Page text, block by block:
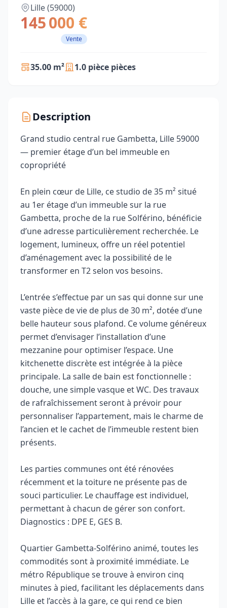
Lille (59000)
145 000 €
Vente
35.00 m² 1.0 pièce pièces
Description
Grand studio central rue Gambetta, Lille 59000
— premier étage d’un bel immeuble en
copropriété
En plein cœur de Lille, ce studio de 35 m² situé
au 1er étage d’un immeuble sur la rue
Gambetta, proche de la rue Solférino, bénéficie
d’une adresse particulièrement recherchée. Le
logement, lumineux, offre un réel potentiel
d’aménagement avec la possibilité de le
transformer en T2 selon vos besoins.
L’entrée s’effectue par un sas qui donne sur une
vaste pièce de vie de plus de 30 m², dotée d’une
belle hauteur sous plafond. Ce volume généreux
permet d’envisager l’installation d’une
mezzanine pour optimiser l’espace. Une
kitchenette discrète est intégrée à la pièce
principale. La salle de bain est fonctionnelle :
douche, une simple vasque et WC. Des travaux
de rafraîchissement seront à prévoir pour
personnaliser l’appartement, mais le charme de
l’ancien et le cachet de l’immeuble restent bien
présents.
Les parties communes ont été rénovées
récemment et la toiture ne présente pas de
souci particulier. Le chauffage est individuel,
permettant à chacun de gérer son confort.
Diagnostics : DPE E, GES B.
Quartier Gambetta‑Solférino animé, toutes les
commodités sont à proximité immédiate. Le
métro République se trouve à environ cinq
minutes à pied, facilitant les déplacements dans
Lille et l’accès à la gare, ce qui rend ce bien